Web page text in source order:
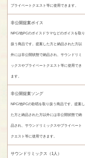
プライベートクエスト等に使用できます。
非公開提案ボイス
NPC/他PCのボイスドラマなどのボイスを取り
扱う商品です。提案した方と納品された方以
外には非公開状態で納品され、サウンドリミ
ックスやプライベートクエスト等に使用でき
ます。
非公開提案ソング
NPC/他PCの歌唱を取り扱う商品です。提案し
た方と納品された方以外には非公開状態で納
品され、サウンドリミックスやプライベート
クエスト等に使用できます。
サウンドリミックス（1人）